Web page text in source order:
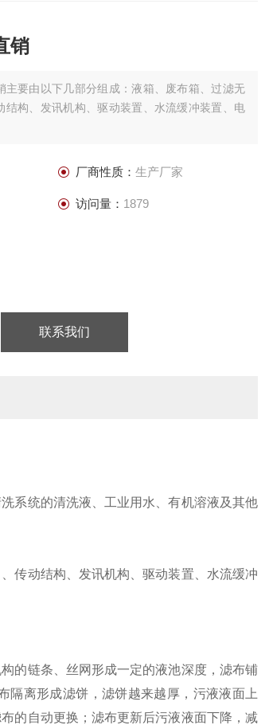
销
主要由以下几部分组成：液箱、废布箱、过滤无
结构、发讯机构、驱动装置、水流缓冲装置、电
厂商性质： 生产厂家
访问量： 1879
联系我们
系统的清洗液、工业用水、有机溶液及其他
传动结构、发讯机构、驱动装置、水流缓冲
的链条、丝网形成一定的液池深度，滤布铺
隔离形成滤饼，滤饼越来越厚，污液液面上
的自动更换；滤布更新后污液液面下降，减